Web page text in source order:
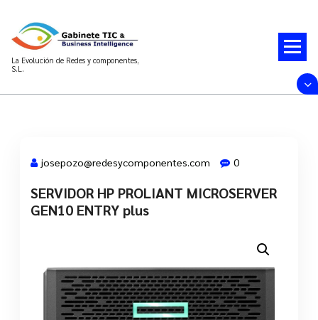
contenido
La Evolución de Redes y componentes,
S.L.
28 Mar, 2022
josepozo@redesycomponentes.com 0
SERVIDOR HP PROLIANT MICROSERVER
GEN10 ENTRY plus